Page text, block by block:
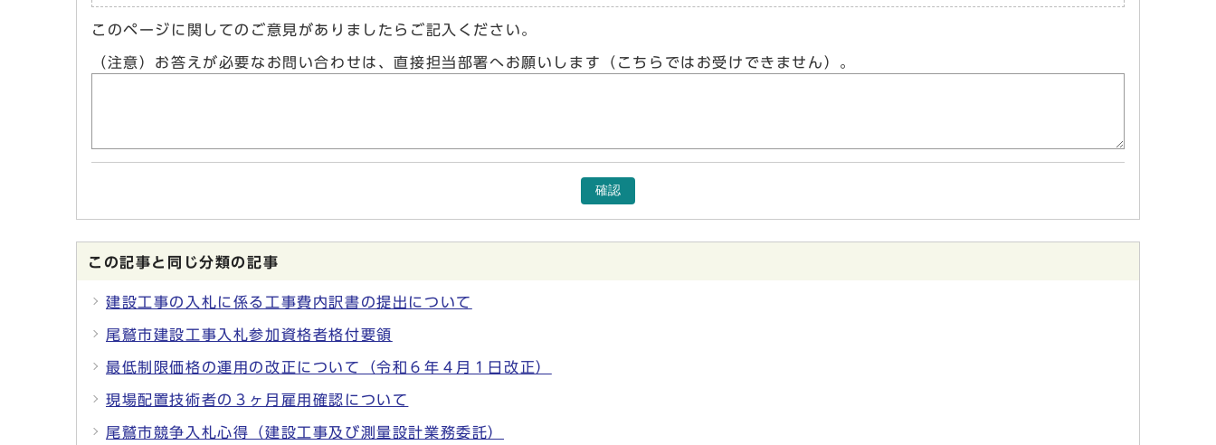
このページに関してのご意見がありましたらご記入ください。
（注意）お答えが必要なお問い合わせは、直接担当部署へお願いします（こちらではお受けできません）。
確認
この記事と同じ分類の記事
建設工事の入札に係る工事費内訳書の提出について
尾鷲市建設工事入札参加資格者格付要領
最低制限価格の運用の改正について（令和６年４月１日改正）
現場配置技術者の３ヶ月雇用確認について
尾鷲市競争入札心得（建設工事及び測量設計業務委託）